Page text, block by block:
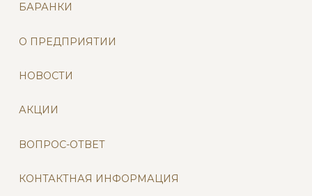
БАРАНКИ
О ПРЕДПРИЯТИИ
НОВОСТИ
АКЦИИ
ВОПРОС-ОТВЕТ
КОНТАКТНАЯ ИНФОРМАЦИЯ